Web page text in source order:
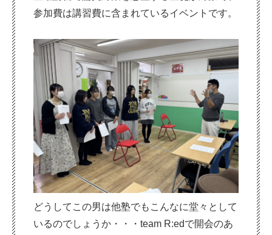
参加費は講習費に含まれているイベントです。
どうしてこの男は他塾でもこんなに堂々として
いるのでしょうか・・・team R:edで開会のあ